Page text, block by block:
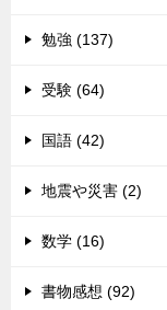
勉強 (137)
受験 (64)
国語 (42)
地震や災害 (2)
数学 (16)
書物感想 (92)